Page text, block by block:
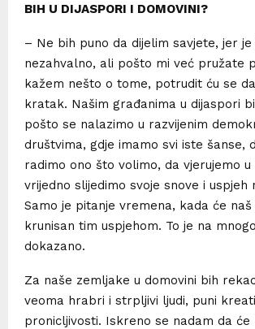
BIH U DIJASPORI I DOMOVINI?
– Ne bih puno da dijelim savjete, jer
nezahvalno, ali pošto mi već pružate
kažem nešto o tome, potrudit ću se
kratak. Našim građanima u dijaspori
pošto se nalazimo u razvijenim
društvima, gdje imamo svi iste šanse,
radimo ono što volimo, da vjerujemo u
vrijedno slijedimo svoje snove i uspjeh
Samo je pitanje vremena, kada će
krunisan tim uspjehom. To je na
dokazano.
Za naše zemljake u domovini bih
veoma hrabri i strpljivi ljudi, puni
pronicljivosti. Iskreno se nadam da će